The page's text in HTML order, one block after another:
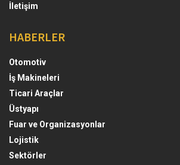
İletişim
HABERLER
Otomotiv
İş Makineleri
Ticari Araçlar
Üstyapı
Fuar ve Organizasyonlar
Lojistik
Sektörler